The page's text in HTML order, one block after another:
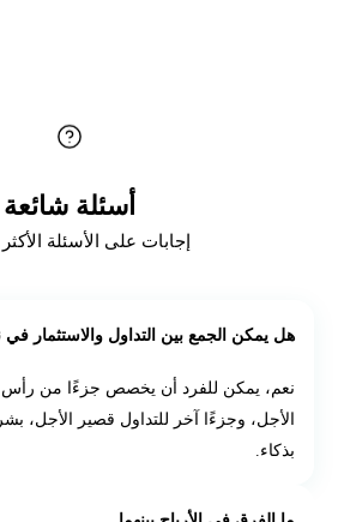
أسئلة شائعة
إجابات على الأسئلة
هل يمكن الجمع بين التداول والاستثمار
نعم، يمكن للفرد أن يخصص جزءًا من رأس
الأجل، وجزءًا آخر للتداول قصير الأجل،
بذكاء.